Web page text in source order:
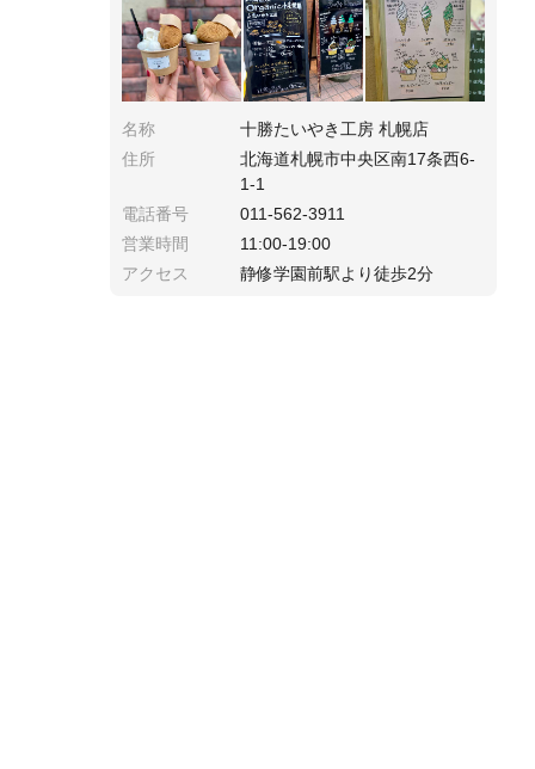
名称
十勝たいやき工房 札幌店
住所
北海道札幌市中央区南17条西6-
1-1
電話番号
011-562-3911
営業時間
11:00-19:00
アクセス
静修学園前駅より徒歩2分